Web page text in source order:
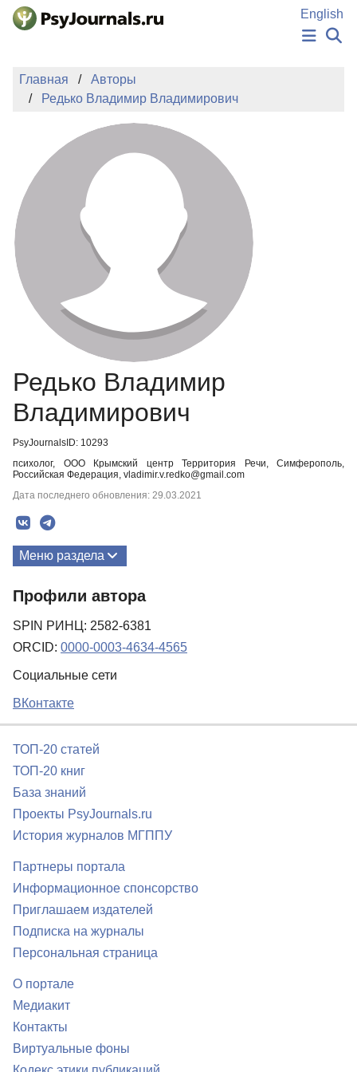
Перейти к основному содержанию
English
ИЗДАНИЯ
АВТОРЫ
ПОДАТЬ РУКОПИСЬ
БАЗА ЗНАНИЙ
КЛЮЧЕВЫЕ СЛОВА
Регистрация
Главная
Авторы
Редько Владимир Владимирович
Редько Владимир
Владимирович
PsyJournalsID: 10293
психолог, ООО Крымский центр Территория Речи, Симферополь,
Российская Федерация, vladimir.v.redko@gmail.com
Дата последнего обновления: 29.03.2021
Меню раздела
Публикации
Профили автора
SPIN РИНЦ: 2582-6381
ORCID: 0000-0003-4634-4565
Социальные сети
ВКонтакте
ТОП-20 статей
ТОП-20 книг
База знаний
Проекты PsyJournals.ru
История журналов МГППУ
Партнеры портала
Информационное спонсорство
Приглашаем издателей
Подписка на журналы
Персональная страница
О портале
Медиакит
Контакты
Виртуальные фоны